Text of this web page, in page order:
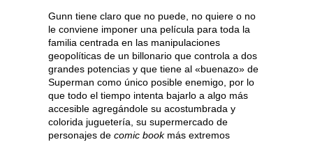
Gunn tiene claro que no puede, no quiere o no
le conviene imponer una película para toda la
familia centrada en las manipulaciones
geopolíticas de un billonario que controla a dos
grandes potencias y que tiene al «buenazo» de
Superman como único posible enemigo, por lo
que todo el tiempo intenta bajarlo a algo más
accesible agregándole su acostumbrada y
colorida juguetería, su supermercado de
personajes de comic bookmás extremos